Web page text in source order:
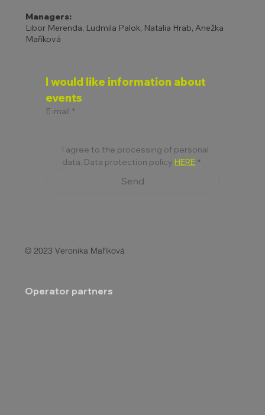
Managers:
Libor Merenda, Ludmila Palok, Natalia Hrab, Anežka
Maříková
I would like information about
events
E-mail *
I agree to the processing of personal
data. Data protection policy HERE *
Send
© 2023 Veronika Maříková
Operator partners